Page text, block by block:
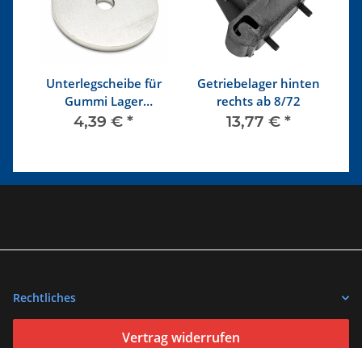
Unterlegscheibe für
Gummi Lager
Getriebe SYNCRO
4,39 € *
Getriebelager hinten
rechts ab 8/72
13,77 € *
Rechtliches
Vertrag widerrufen